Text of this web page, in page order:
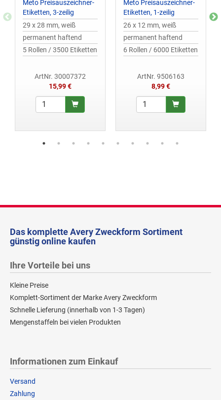
Meto Preisauszeichner-
Etiketten, 3-zeilig
29 x 28 mm, weiß
permanent haftend
5 Rollen / 3500 Etiketten
ArtNr. 30007372
15,99 €
Meto Preisauszeichner-
Etiketten, 1-zeilig
26 x 12 mm, weiß
permanent haftend
6 Rollen / 6000 Etiketten
ArtNr. 9506163
8,99 €
Das komplette Avery Zweckform Sortiment
günstig online kaufen
Ihre Vorteile bei uns
Kleine Preise
Komplett-Sortiment der Marke Avery Zweckform
Schnelle Lieferung (innerhalb von 1-3 Tagen)
Mengenstaffeln bei vielen Produkten
Informationen zum Einkauf
Versand
Zahlung